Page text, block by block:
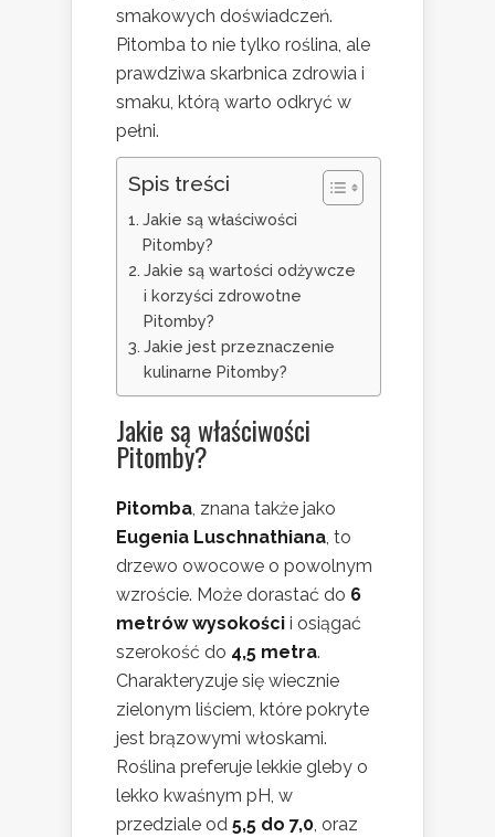
smakowych doświadczeń.
Pitomba to nie tylko roślina, ale
prawdziwa skarbnica zdrowia i
smaku, którą warto odkryć w
pełni.
Spis treści
Jakie są właściwości
Pitomby?
Jakie są wartości odżywcze
i korzyści zdrowotne
Pitomby?
Jakie jest przeznaczenie
kulinarne Pitomby?
Jakie są właściwości
Pitomby?
Pitomba, znana także jako
Eugenia Luschnathiana, to
drzewo owocowe o powolnym
wzroście. Może dorastać do 6
metrów wysokości i osiągać
szerokość do 4,5 metra.
Charakteryzuje się wiecznie
zielonym liściem, które pokryte
jest brązowymi włoskami.
Roślina preferuje lekkie gleby o
lekko kwaśnym pH, w
przedziale od 5,5 do 7,0, oraz